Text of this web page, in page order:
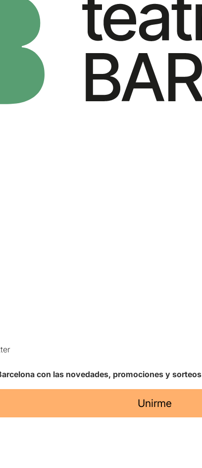
con las novedades, promociones y sorteos
Unirme